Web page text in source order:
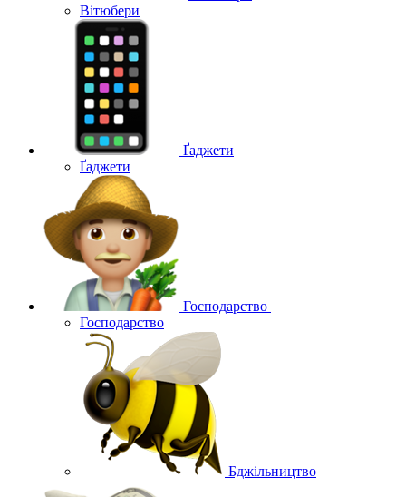
Вітюбери
Ґаджети
Ґаджети
Господарство
Господарство
Бджільництво